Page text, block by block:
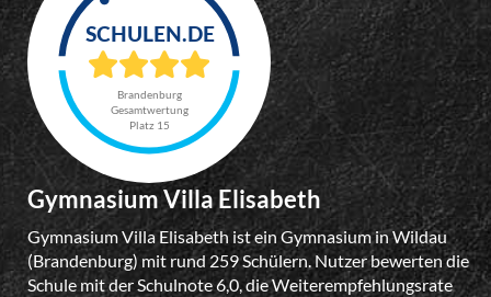
Brandenburg
Gesamtwertung
Platz 15
Gymnasium Villa Elisabeth
Gymnasium Villa Elisabeth ist ein Gymnasium in Wildau
(Brandenburg) mit rund 259 Schülern. Nutzer bewerten die
Schule mit der Schulnote 6,0, die Weiterempfehlungsrate